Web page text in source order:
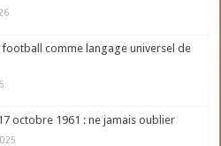
football comme langage universel de
octobre 1961 : ne jamais oublier